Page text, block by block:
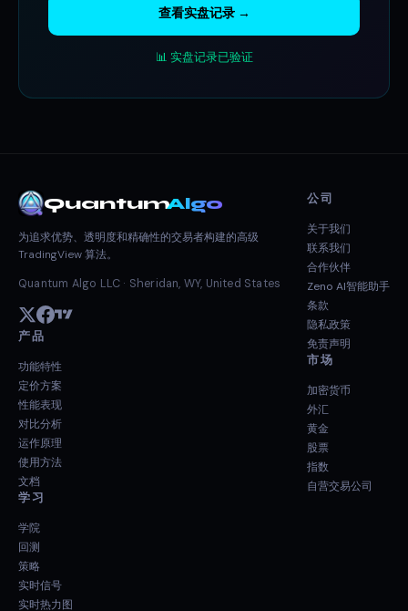
查看实盘记录 →
📊 实盘记录已验证
QuantumAlgo
为追求优势、透明度和精确性的交易者构建的高级
TradingView 算法。
Quantum Algo LLC · Sheridan, WY, United States
产品
功能特性
定价方案
性能表现
对比分析
运作原理
使用方法
文档
学习
学院
回测
策略
实时信号
实时热力图
公司
关于我们
联系我们
合作伙伴
Zeno AI智能助手
条款
隐私政策
免责声明
市场
加密货币
外汇
黄金
股票
指数
自营交易公司